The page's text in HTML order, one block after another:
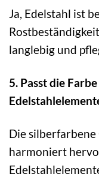
Ja, Edelstahl ist
langlebig und
5. Passt die
Die
harmoniert